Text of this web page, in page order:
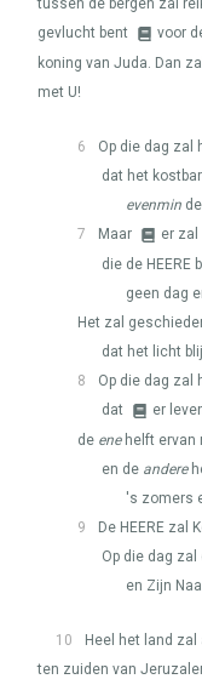
tussen de bergen zal
gevlucht bent
voor
koning van Juda. Dan
met U!
6
Op die dag zal
dat het
evenmin
7
Maar
er zal
die de HEERE
geen dag
Het zal
dat het licht
8
Op die dag zal
dat
er
de enehelft ervan
en de andere
's zomers
9
De HEERE zal
Op die dag zal
en Zijn
10
Heel het land
ten zuiden van